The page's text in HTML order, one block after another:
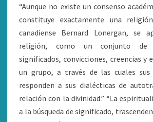
ÚNICA
“Aunque no existe un consenso
constituye exactamente una
canadiense Bernard Lonergan, se
religión, como un conjunto de
significados, convicciones, creencias y
un grupo, a través de las cuales sus
responden a sus dialécticas de
relación con la divinidad.” “La
a la búsqueda de significado,